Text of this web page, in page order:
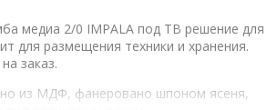
медиа 2/0 IMPALA под ТВ решение для
для размещения техники и хранения.
заказ.
из МДФ, фанеровано шпоном ясеня,